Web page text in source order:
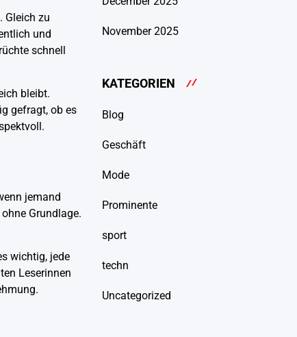
Gleich zu
und
schnell
bleibt.
gefragt, ob es
jemand
Grundlage.
wichtig, jede
Leserinnen
November 2025
KATEGORIEN
Blog
Geschäft
Mode
Prominente
sport
techn
Uncategorized